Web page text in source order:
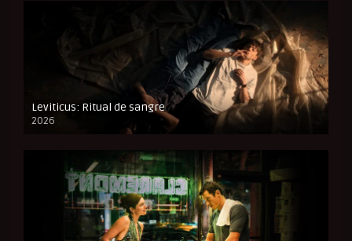
Leviticus: Ritual de sangre
2026
FULL HD